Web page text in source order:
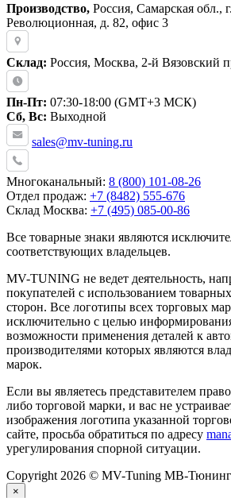
Производство, Россия, Самарская обл.,
Революционная, д. 82, офис 3
Склад: Россия, Москва, 2-й Вязовский
Пн-Пт: 07:30-18:00 (GMT+3 МСК)
Сб, Вс: Выходной
sales@mv-tuning.ru
Многоканальный: 8 (800) 101-08-26
Отдел продаж: +7 (8482) 555-676
Склад Москва: +7 (495) 085-00-86
Все товарные знаки являются
соответствующих владельцев.
MV-TUNING не ведет деятельность,
покупателей с использованием
сторон. Все логотипы всех торговых
исключительно с целью
возможности применения деталей к
производителями которых являются
марок.
Если вы являетесь представителем
либо торговой марки, и вас не
изображения логотипа указанной
сайте, просьба обратиться по адресу
урегулирования спорной ситуации.
Copyright 2026 © MV-Tuning МВ-Тюнинг
×